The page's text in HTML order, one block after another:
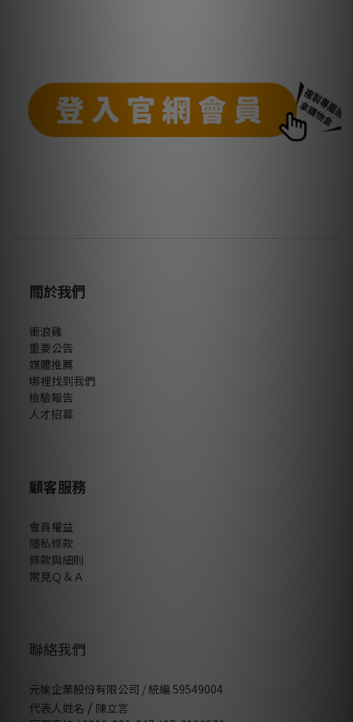
關於我們
衝浪雞
重要公告
媒體推薦
哪裡找到我們
檢驗報告
人才招募
顧客服務
會員權益
隱私條款
條款與細則
常見Ｑ＆Ａ
聯絡我們
元榆企業股份有限公司 / 統編 59549004
代表人姓名 / 陳立言